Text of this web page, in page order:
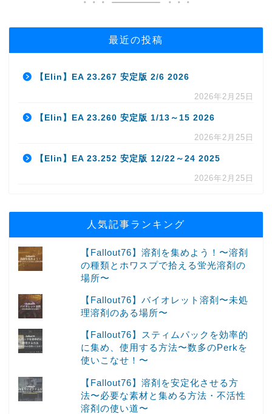
最近の投稿
【Elin】EA 23.267 安定版 2/6 2026
2026年2月25日
【Elin】EA 23.260 安定版 1/13～15 2026
2026年2月25日
【Elin】EA 23.252 安定版 12/22～24 2025
2026年2月25日
人気記事ランキング
【Fallout76】溶剤を集めよう！〜溶剤
の種類とホワスプで拾える蛍光溶剤の
場所〜
【Fallout76】バイオレット溶剤〜未処
理溶剤のある場所〜
【Fallout76】スティムパックを効率的
に集め、使用する方法〜数多のPerkを
使いこなせ！〜
【Fallout76】溶剤を安定化させる方
法〜必要な素材と集める方法・不活性
溶剤の使い道〜